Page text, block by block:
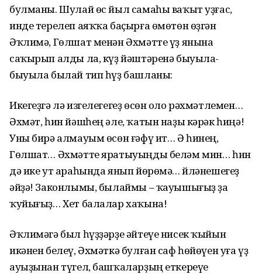
булманы. Шулай өс йыл самаһы ваҡыт уҙғас,
инде терелеп аяҡҡа баҫырға өмөтөн өҙгән
Әҡлимә, Гөлшат менән Әхмәтте үҙ янына
саҡырып алды ла, күҙ йәштәренә быуыла-
быуыла былай тип һүҙ башланы:
Икегеҙгә лә изгелегегеҙ өсөн оло рәхмәтлемен…
Әхмәт, һин йәшһең әле, ҡатын наҙы кәрәк һиңә!
Уны бирә алмауым өсөн ғәфү ит… Ә һинең,
Гөлшат… Әхмәтте яратыуыңды беләм мин… һин
дә ике ут араһында янып йөрөмә… Өйләнешегеҙ
әйҙә! Законлымы, былаймы – ҡауышығыҙ ҙа
ҡуйығыҙ… Хет балалар хаҡына!
Әҡлимәгә был һүҙҙәрҙе әйтеүе нисек ҡыйын
икәнен белеү, Әхмәткә булған саф һөйөүен уға үҙ
ауыҙынан түгел, башҡаларҙың еткереүе